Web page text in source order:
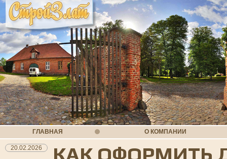
ГЛАВНАЯ О КОМПАНИИ
20.02.2026
КАК ОФОРМИТЬ